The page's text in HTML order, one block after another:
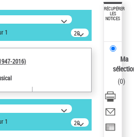
les
:
2016)
1
20
résultats/page
2016)
1
20
résultats/page
RÉCUPÉRER
LES
NOTICES
Ma
(0)